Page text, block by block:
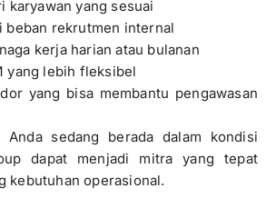
karyawan yang sesuai
beban rekrutmen internal
kerja harian atau bulanan
yang lebih fleksibel
yang bisa membantu pengawasan
Anda sedang berada dalam kondisi
dapat menjadi mitra yang tepat
kebutuhan operasional.